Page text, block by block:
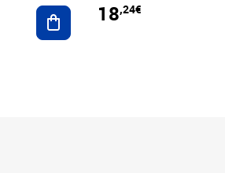
Ajouter au panier
18,24€